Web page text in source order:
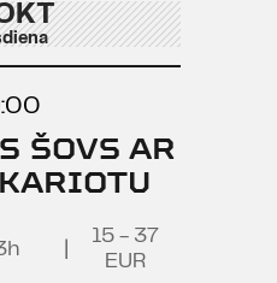
ŠOVS AR
15 - 37
EUR